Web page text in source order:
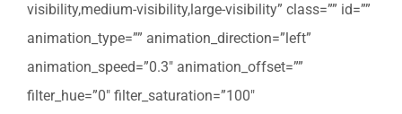
visibility,medium-visibility,large-visibility” class=”” id=””
animation_type=”” animation_direction=”left”
animation_speed=”0.3″ animation_offset=””
filter_hue=”0″ filter_saturation=”100″